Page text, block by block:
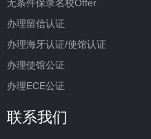
无条件保录名校Offer
办理留信认证
办理海牙认证/使馆认证
办理使馆公证
办理ECE公证
联系我们